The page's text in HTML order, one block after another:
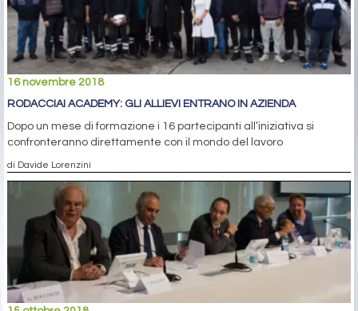
16 novembre 2018
RODACCIAI ACADEMY: GLI ALLIEVI ENTRANO IN AZIENDA
Dopo un mese di formazione i 16 partecipanti all’iniziativa si
confronteranno direttamente con il mondo del lavoro
di Davide Lorenzini